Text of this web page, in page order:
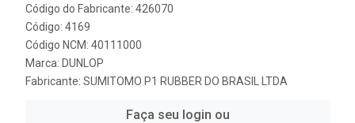
Código do Fabricante: 426070
Código: 4169
Código NCM: 40111000
Marca: DUNLOP
Fabricante: SUMITOMO P1 RUBBER DO BRASIL LTDA
Faça seu login ou